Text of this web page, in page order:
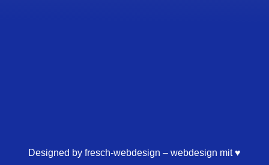
Designed by fresch-webdesign – webdesign mit ♥